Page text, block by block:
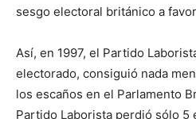
sesgo electoral británico a
Así, en 1997, el Partido
electorado, consiguió nada
los escaños en el Parlamento
Partido Laborista perdió sólo 5